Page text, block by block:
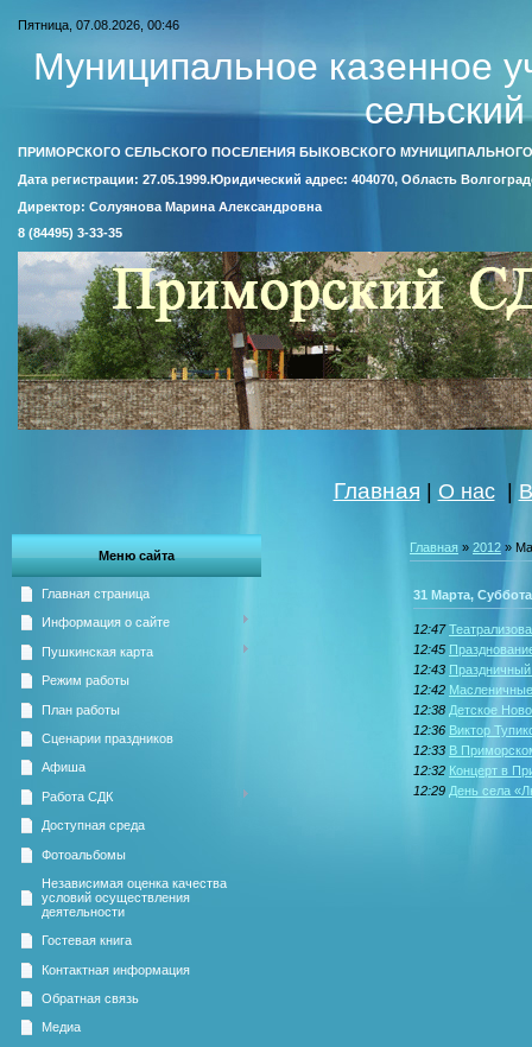
Пятница, 07.08.2026, 00:46
Муниципальное казенное
ПРИМОРСКОГО СЕЛЬСКОГО ПОСЕЛЕНИЯ БЫКОВСКОГО
Дата регистрации: 27.05.1999.Юридический адрес: 404070, Область
Директор: Солуянова Марина Александровна
8 (84495) 3-33-35
Главная О нас|
Меню сайта
Главная страница
Информация о сайте
Пушкинская карта
Режим работы
План работы
Сценарии праздников
Афиша
Работа СДК
Доступная среда
Фотоальбомы
Независимая оценка качества
условий осуществления
деятельности
Гостевая книга
Контактная информация
Обратная связь
Медиа
Главная » 2012 »
31 Марта, Суббота
12:47
12:45
12:43
12:42
12:38 Детское
12:36 Виктор
12:33 В
12:32 Концерт в
12:29 День села